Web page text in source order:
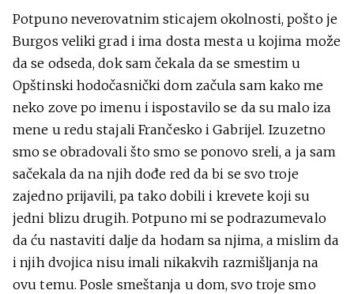
Potpuno neverovatnim sticajem okolnosti, pošto je
Burgos veliki grad i ima dosta mesta u kojima može
da se odseda, dok sam čekala da se smestim u
Opštinski hodočasnički dom začula sam kako me
neko zove po imenu i ispostavilo se da su malo iza
mene u redu stajali Frančesko i Gabrijel. Izuzetno
smo se obradovali što smo se ponovo sreli, a ja sam
sačekala da na njih dođe red da bi se svo troje
zajedno prijavili, pa tako dobili i krevete koji su
jedni blizu drugih. Potpuno mi se podrazumevalo
da ću nastaviti dalje da hodam sa njima, a mislim da
i njih dvojica nisu imali nikakvih razmišljanja na
ovu temu. Posle smeštanja u dom, svo troje smo